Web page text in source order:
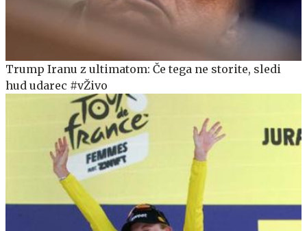
Trump Iranu z ultimatom: Če tega ne storite, sledi
hud udarec #vŽivo